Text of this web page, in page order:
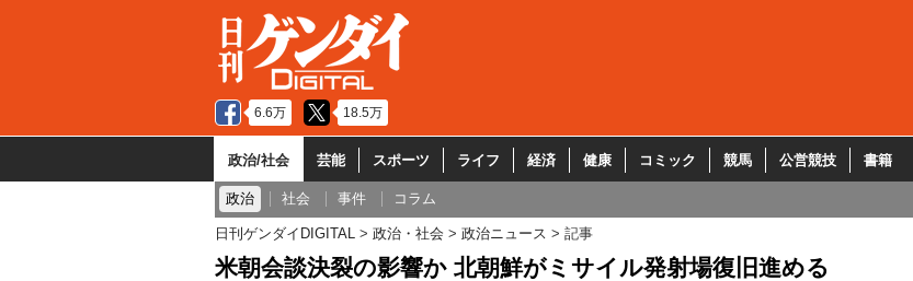
6.6万 18.5万
政治/社会 芸能 スポーツ ライフ 経済 健康 コミック 競馬 公営競技 書籍
政治 社会 事件 コラム
日刊ゲンダイDIGITAL 政治・社会 政治ニュース 記事
米朝会談決裂の影響か 北朝鮮がミサイル発射場復旧進める